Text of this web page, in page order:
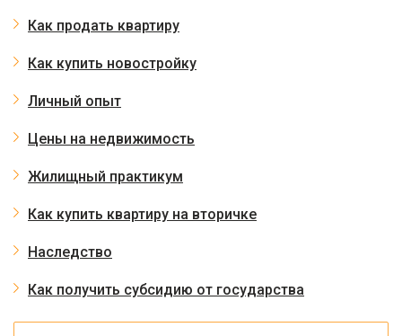
Как продать квартиру
Как купить новостройку
Личный опыт
Цены на недвижимость
Жилищный практикум
Как купить квартиру на вторичке
Наследство
Как получить субсидию от государства